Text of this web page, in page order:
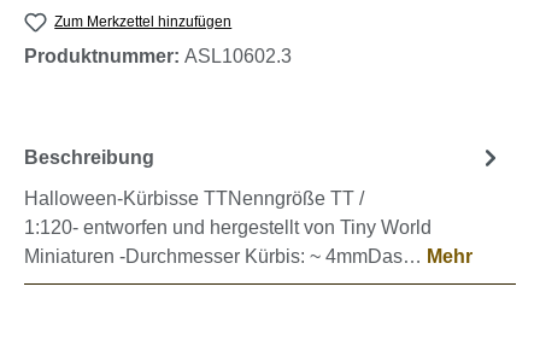
Zum Merkzettel hinzufügen
Produktnummer: ASL10602.3
Beschreibung
Halloween-Kürbisse TTNenngröße TT /
1:120- entworfen und hergestellt von Tiny World
Miniaturen -Durchmesser Kürbis: ~ 4mmDas… Mehr